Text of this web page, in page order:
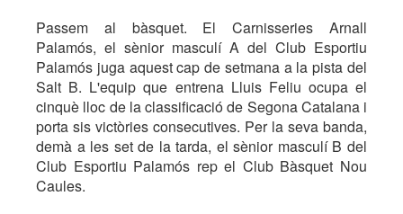
Passem al bàsquet. El Carnisseries Arnall
Palamós, el sènior masculí A del Club Esportiu
Palamós juga aquest cap de setmana a la pista del
Salt B. L'equip que entrena Lluis Feliu ocupa el
cinquè lloc de la classificació de Segona Catalana i
porta sis victòries consecutives. Per la seva banda,
demà a les set de la tarda, el sènior masculí B del
Club Esportiu Palamós rep el Club Bàsquet Nou
Caules.